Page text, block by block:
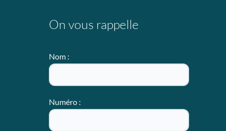
On vous rappelle
Nom :
Numéro :